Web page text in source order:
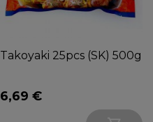
Takoyaki 25pcs (SK) 500g
6,69 €